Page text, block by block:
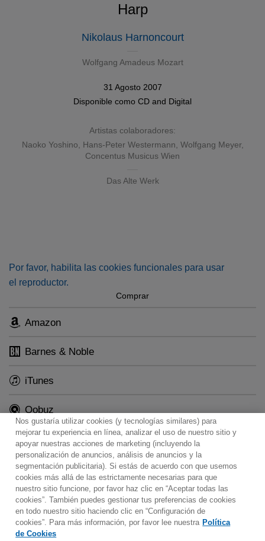
Harp
Nikolaus Harnoncourt
Wolfgang Amadeus Mozart
31 Agosto 2007
Disponible como CD and Digital
Artistas colaboradores:
Naoko Yoshino
Hans-Peter Westermann Wolfgang Meyer,
Concentus Musicus Wien
Das Alte Werk
Por favor, habilita las cookies funcionales para usar
el reproductor.
Comprar
Amazon
Barnes & Noble
iTunes
Qobuz
Contacto Boletin informativo
Términos de Uso
Política de Privacidad
Mapa web
Política de cookies
Ajustes de Cookies
Would you prefer to visit our website in English?
Nos gustaría utilizar cookies (y tecnologías similares) para
mejorar tu experiencia en línea, analizar el uso de nuestro sitio y
apoyar nuestras acciones de marketing (incluyendo la
personalización de anuncios, análisis de anuncios y la
segmentación publicitaria). Si estás de acuerdo con que usemos
cookies más allá de las estrictamente necesarias para que
nuestro sitio funcione, por favor haz clic en “Aceptar todas las
cookies”. También puedes gestionar tus preferencias de cookies
en todo nuestro sitio haciendo clic en “Configuración de
cookies”. Para más información, por favor lee nuestra Política
de Cookies